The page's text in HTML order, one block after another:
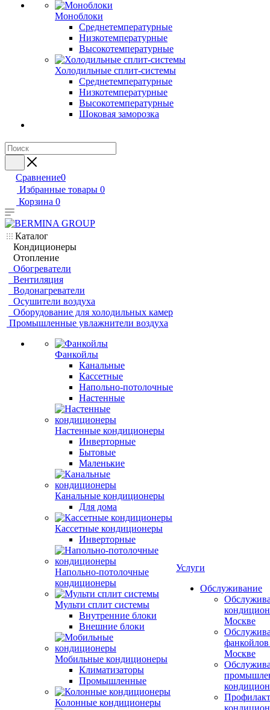
Моноблоки
Среднетемпературные
Низкотемпературные
Высокотемпературные
Холодильные сплит-системы
Среднетемпературные
Низкотемпературные
Высокотемпературные
Шоковая заморозка
Сравнение0
Избранные товары 0
Корзина 0
Каталог
Кондиционеры
Отопление
Обогреватели
Вентиляция
Водонагреватели
Осушители воздуха
Оборудование для холодильных камер
Промышленные увлажнители воздуха
Фанкойлы
Канальные
Кассетные
Напольно-потолочные
Настенные
Настенные кондиционеры
Инверторные
Бытовые
Маленькие
Канальные кондиционеры
Для дома
Кассетные кондиционеры
Инверторные
Напольно-потолочные
кондиционеры
Мульти сплит системы
Внутренние блоки
Внешние блоки
Мобильные кондиционеры
Климатизаторы
Промышленные
Колонные кондиционеры
Услуги
Обслуживание
Москве
Москве